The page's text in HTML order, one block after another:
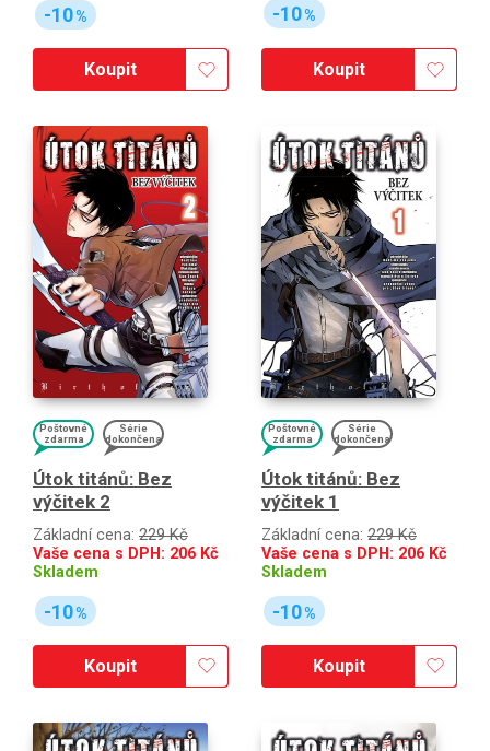
-10%
Koupit
-10%
Koupit
Poštovné
zdarma
Série
dokončena
Útok titánů: Bez
výčitek 2
Základní cena: 229 Kč
Vaše cena s DPH: 206 Kč
Skladem
-10%
Koupit
Poštovné
zdarma
Série
dokončena
Útok titánů: Bez
výčitek 1
Základní cena: 229 Kč
Vaše cena s DPH: 206 Kč
Skladem
-10%
Koupit